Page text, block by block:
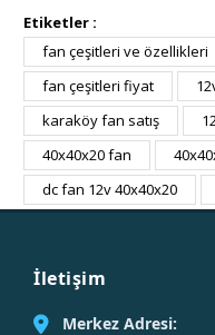
Etiketler :
fan çeşitleri ve özellikleri
fan çeşitleri fiyat
karaköy fan satış
40x40x20 fan
dc fan 12v 40x40x20
İletişim
Merkez Adresi: